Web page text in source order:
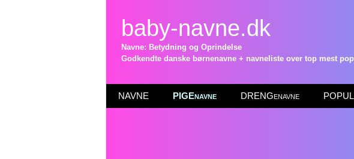
baby-navne.dk
Navne: Betydning og Oprindelse
Godkendte danske børnenavne + navneliste over top mest
NAVNE PIGEnavne DRENGenavne